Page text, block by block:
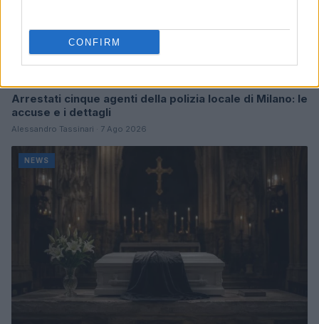
CONFIRM
Arrestati cinque agenti della polizia locale di Milano: le
accuse e i dettagli
Alessandro Tassinari · 7 Ago 2026
NEWS